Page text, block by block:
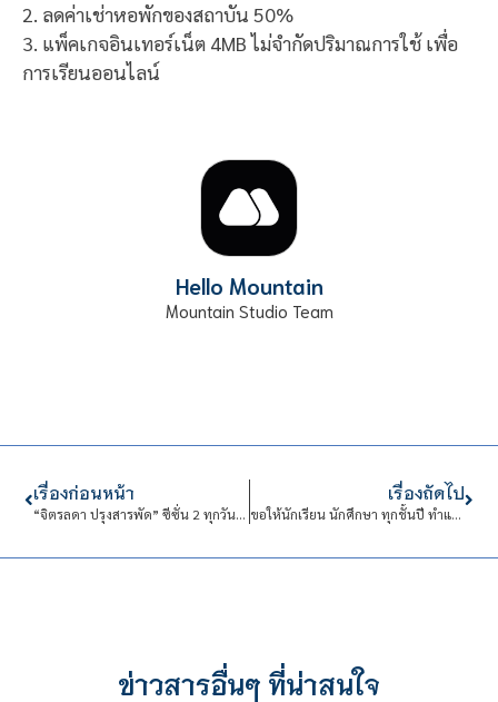
2. ลดค่าเช่าหอพักของสถาบัน 50%
3. แพ็คเกจอินเทอร์เน็ต 4MB ไม่จำกัดปริมาณการใช้ เพื่อ
การเรียนออนไลน์
Hello Mountain
Mountain Studio Team
เรื่องก่อนหน้า
“จิตรลดา ปรุงสารพัด” ซีซั่น 2 ทุกวันอังคารและวันพฤหัสบดี ตลอดเดือนพฤษภาคม
เรื่องถัดไป
ขอให้นักเรียน นักศึกษา ทุกชั้นปี ทำแบบสำรวจแพ็กเกจอินเทอร์เน็ตบนเครือข่ายโทรศัพท์มือถือ เตรียมความพร้อมเรียนออนไลน์
ข่าวสารอื่นๆ ที่น่าสนใจ